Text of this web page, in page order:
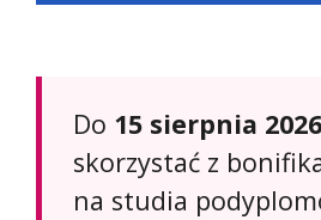
Do 15 sierpnia
skorzystać z
na studia